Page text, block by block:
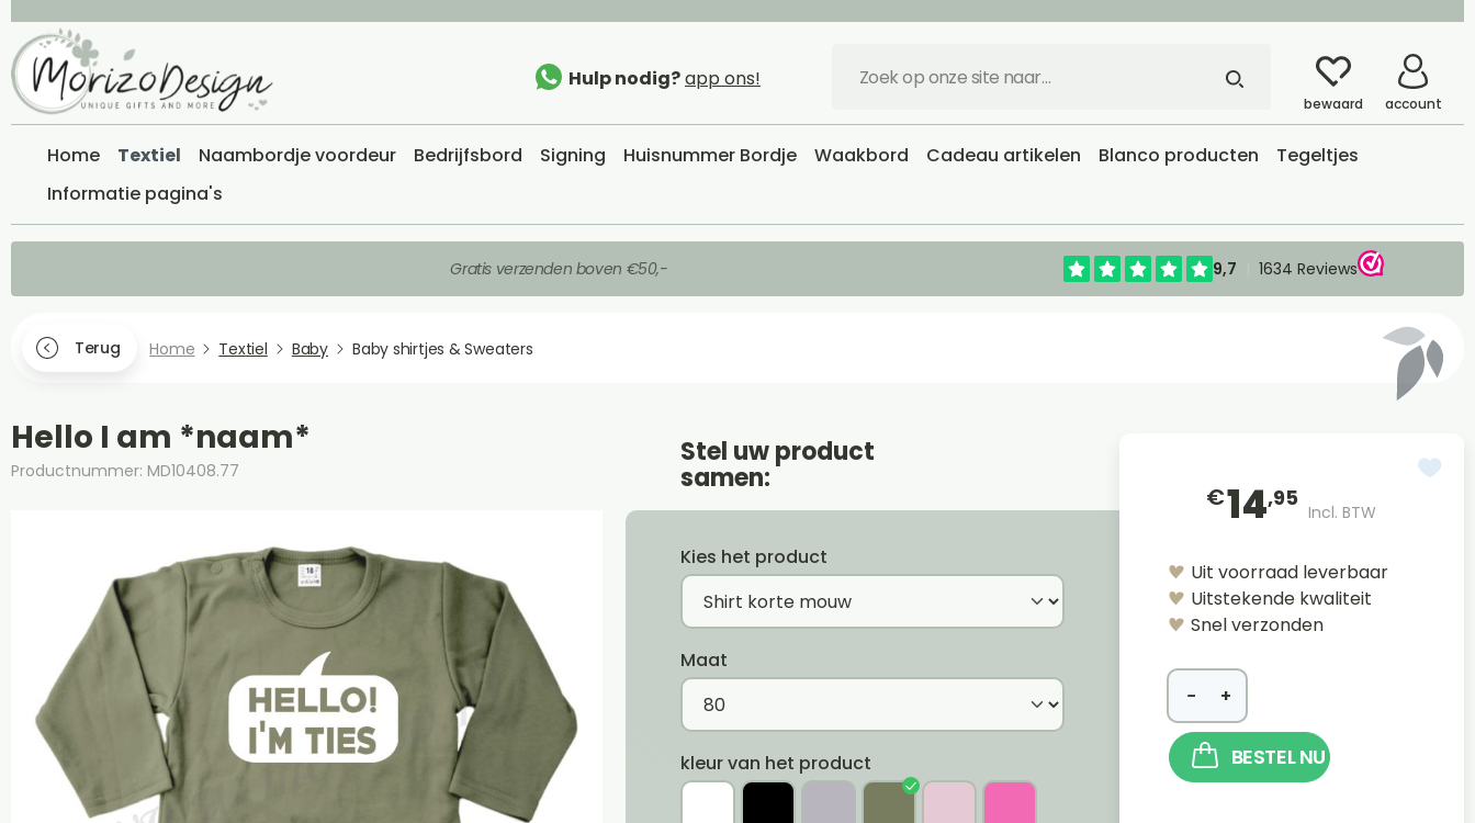
Hulp nodig?app ons!
bewaard account
Home Textiel Naambordje voordeur Bedrijfsbord Signing Huisnummer Bordje Waakbord Cadeau artikelen Blanco producten
Tegeltjes
Informatie pagina's
Gratis verzenden boven €50,-
Terug Home Textiel Baby Baby shirtjes & Sweaters
Hello I am *naam*
Productnummer: MD10408.77
Stel uw product
samen:
Kies het product
Maat
kleur van het product
€14,95
Incl. BTW
Uit voorraad leverbaar
Uitstekende kwaliteit
Snel verzonden
− +
BESTEL NU